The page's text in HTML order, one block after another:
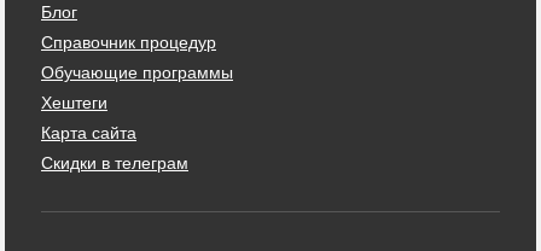
Блог
Справочник процедур
Обучающие программы
Хештеги
Карта сайта
Скидки в телеграм